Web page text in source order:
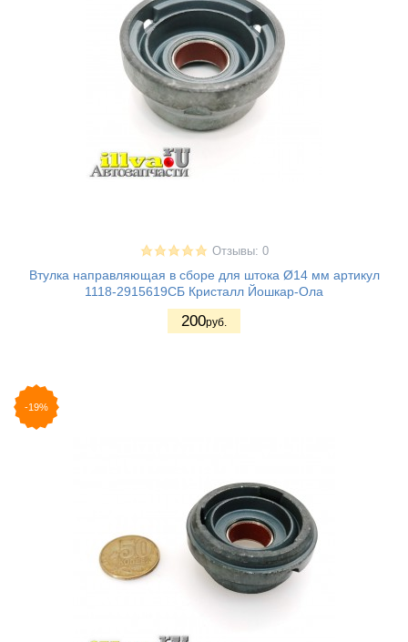
Отзывы: 0
Втулка направляющая в сборе для штока Ø14 мм артикул
1118-2915619СБ Кристалл Йошкар-Ола
200руб.
-19%